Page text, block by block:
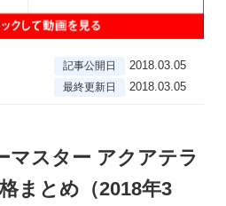
記事公開日 2018.03.05
最終更新日 2018.03.05
マスター アクアテラ
まとめ（2018年3